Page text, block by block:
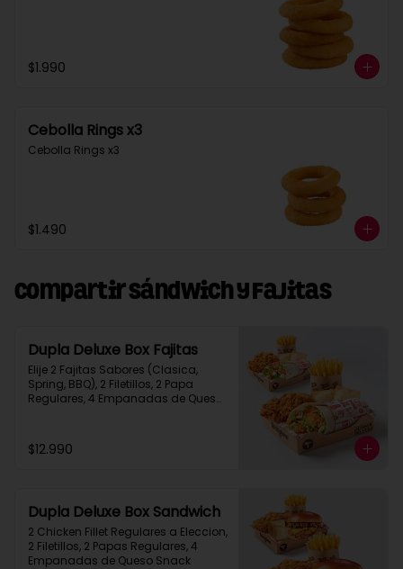
$1.990
Cebolla Rings x3
Cebolla Rings x3
$1.490
Compartir Sándwich y Fajitas
Dupla Deluxe Box Fajitas
Elije 2 Fajitas Sabores (Clasica,
Spring, BBQ), 2 Filetillos, 2 Papa
Regulares, 4 Empanadas de Queso
$12.990
Dupla Deluxe Box Sandwich
2 Chicken Fillet Regulares a Eleccion,
2 Filetillos, 2 Papas Regulares, 4
Empanadas de Queso Snack